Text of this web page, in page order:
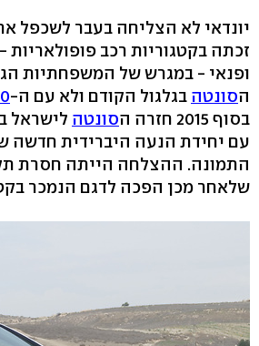
יונדאי לא הצליחה בעבר לשכפל
זכתה בקטגוריות רכב
ופנאי - במגרש של המשפחתיות
הסונטה בגלגול הקודם ולא עם ה-
בסוף 2015 חזרה ה
סונטה לישראל
עם יחידת הנעה היברידית חדשה
התמונה. ההצלחה הייתה חסרת
שלאחר מכן הפכה לדגם הנמכר